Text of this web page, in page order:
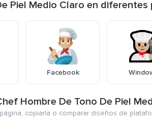
Piel Medio Claro en
Facebook
Hombre De Tono De Piel
copiarla o comparar diseños de